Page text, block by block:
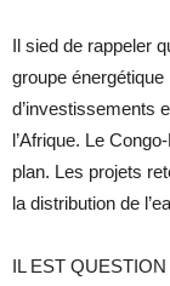
Il sied de rappeler
groupe
d’investissements
l’Afrique. Le
plan. Les projets
la distribution de
IL EST